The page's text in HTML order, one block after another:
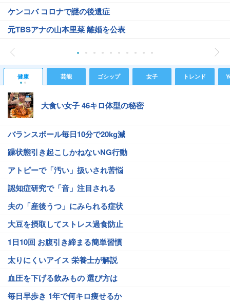
ケンコバ コロナで謎の後遺症
元TBSアナの山本里菜 離婚を公表
健康 芸能 ゴシップ 女子 トレンド
大食い女子 46キロ体型の秘密
バランスボール毎日10分で20kg減
躁状態引き起こしかねないNG行動
アトピーで「汚い」扱いされ苦悩
認知症研究で「音」注目される
夫の「産後うつ」にみられる症状
大豆を摂取してストレス過食防止
1日10回 お腹引き締まる簡単習慣
太りにくいアイス 栄養士が解説
血圧を下げる飲みもの 選び方は
毎日早歩き 1年で何キロ痩せるか